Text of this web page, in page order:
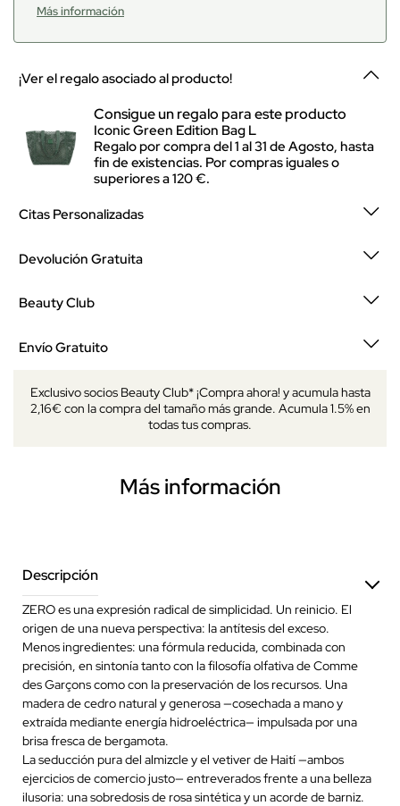
Más información
¡Ver el regalo asociado al producto!
Consigue un regalo para este producto
Iconic Green Edition Bag L
Regalo por compra del 1 al 31 de Agosto, hasta
fin de existencias. Por compras iguales o
superiores a 120 €.
Citas Personalizadas
Devolución Gratuita
Beauty Club
Envío Gratuito
Exclusivo socios Beauty Club* ¡Compra ahora! y acumula hasta
2,16€ con la compra del tamaño más grande. Acumula 1.5% en
todas tus compras.
Más información
Descripción
ZERO es una expresión radical de simplicidad. Un reinicio. El
origen de una nueva perspectiva: la antítesis del exceso.
Menos ingredientes: una fórmula reducida, combinada con
precisión, en sintonía tanto con la filosofía olfativa de Comme
des Garçons como con la preservación de los recursos. Una
madera de cedro natural y generosa —cosechada a mano y
extraída mediante energía hidroeléctrica— impulsada por una
brisa fresca de bergamota.
La seducción pura del almizcle y el vetiver de Haití —ambos
ejercicios de comercio justo— entreverados frente a una belleza
ilusoria: una sobredosis de rosa sintética y un acorde de barniz.